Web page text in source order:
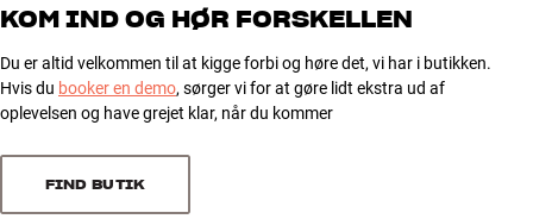
NYHEDER
TILBUD
Kundeservice
Log ind
Kundeservice
KOM IND OG HØR FORSKELLEN
Du er altid velkommen til at kigge forbi og høre det, vi har i butikken.
Hvis du booker en demo, sørger vi for at gøre lidt ekstra ud af
oplevelsen og have grejet klar, når du kommer
FIND BUTIK